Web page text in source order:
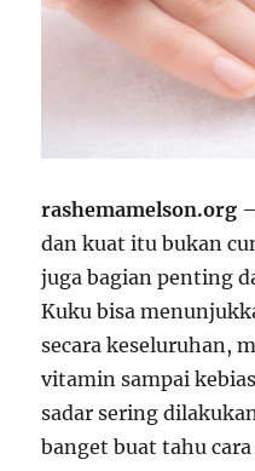
rashemamelson.org
dan kuat itu bukan
juga bagian penting
Kuku bisa
secara keseluruhan,
vitamin sampai
sadar sering
banget buat tahu